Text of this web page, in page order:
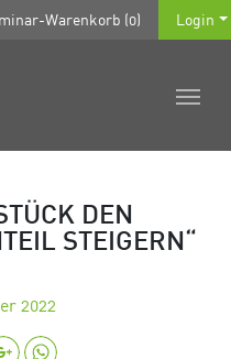
Warenkorb (0) Login
DEN
STEIGERN“
2022